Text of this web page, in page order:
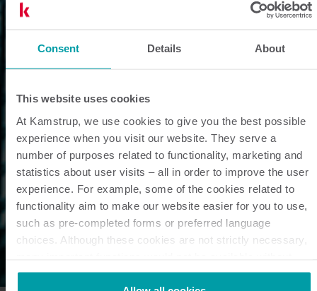
Consent Details About
This website uses cookies
At Kamstrup, we use cookies to give you the best possible
experience when you visit our website. They serve a
number of purposes related to functionality, marketing and
statistics about user visits – all in order to improve the user
experience. For example, some of the cookies related to
functionality aim to make our website easier for you to use,
such as pre-completed forms or preferred language
choices. Although these cookies are not strictly necessary,
them.